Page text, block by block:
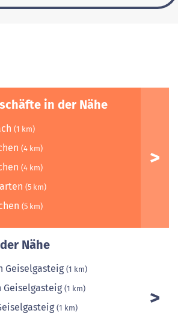
in der Nähe
(1 km)
(4 km)
(4 km)
(5 km)
(5 km)
Nähe
Geiselgasteig (1 km)
Geiselgasteig (1 km)
(1 km)